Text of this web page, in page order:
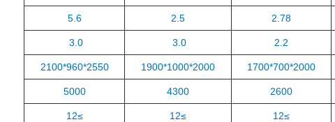
2.78
2.5
5.6
2.2
3.0
3.0
2000*700*1700
2000*1000*1900
2550*960*2100
2600
4300
5000
≥12
≥12
≥12